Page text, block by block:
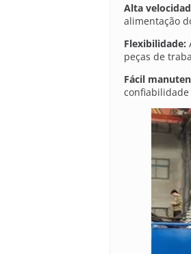
Alta
alimentação
Flexibilidade:
peças de
Fácil